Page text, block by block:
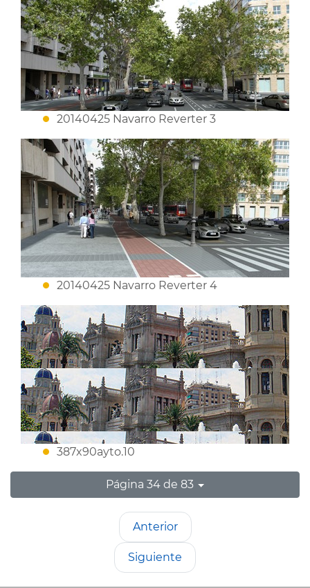
20140425 Navarro Reverter 3
20140425 Navarro Reverter 4
387x90ayto.10
Página 34 de 83
Anterior
Siguiente